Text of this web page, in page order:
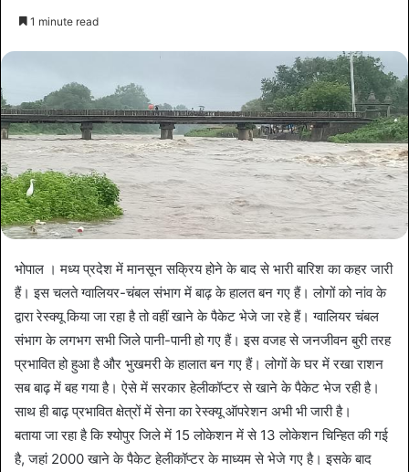
1 minute read
भोपाल । मध्य प्रदेश में मानसून स‎क्रिय होने के बाद से भारी बा‎रिश का कहर जारी
हैं। इस चलते ग्वा‎लियर-चंबल संभाग में बाढ़ के हालत बन गए हैं। लोगों को नांव के
द्वारा रेस्क्यू ‎किया जा रहा है तो वहीं खाने के पैकेट भेजे जा रहे हैं। ग्वालियर चंबल
संभाग के लगभग सभी जिले पानी-पानी हो गए हैं। इस वजह से जनजीवन बुरी तरह
प्रभा‎वित हो हुआ है और भुखमरी के हालात बन गए हैं। लोगों के घर में रखा राशन
सब बाढ़ में बह गया है। ऐसे में सरकार हेलीकॉप्टर से खाने के पैकेट भेज रही है।
साथ ही बाढ़ प्रभावित क्षेत्रों में सेना का रेस्क्यू ऑपरेशन अभी भी जारी है।
बताया जा रहा है ‎कि श्योपुर जिले में 15 लोकेशन में से 13 लोकेशन चिन्हित की गई
है, जहां 2000 खाने के पैकेट हेलीकॉप्टर के माध्यम से भेजे गए है। इसके बाद